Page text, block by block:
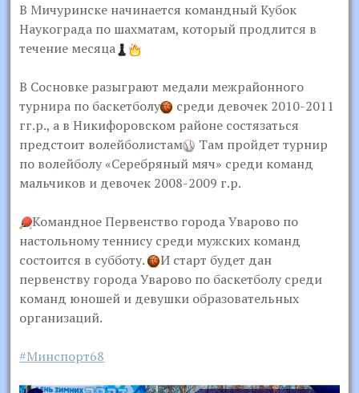
В Мичуринске начинается командный Кубок
Наукограда по шахматам, который продлится в
течение месяца
В Сосновке разыграют медали межрайонного
турнира по баскетболу
среди девочек 2010-2011
гг.р., а в Никифоровском районе состязаться
предстоит волейболистам
Там пройдет турнир
по волейболу «Серебряный мяч» среди команд
мальчиков и девочек 2008-2009 г.р.
Командное Первенство города Уварово по
настольному теннису среди мужских команд
состоится в субботу.
И старт будет дан
первенству города Уварово по баскетболу среди
команд юношей и девушки образовательных
организаций.
#Минспорт68